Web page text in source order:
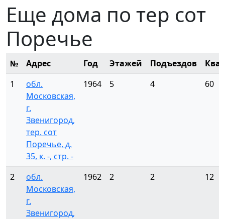
Еще дома по тер сот
Поречье
№ Адрес Год Этажей Подъездов
1
обл.
Московская,
г.
Звенигород,
тер. сот
Поречье, д.
35, к. -, стр. -
1964 5 4 60
2
обл.
Московская,
г.
Звенигород,
1962 2 2 12